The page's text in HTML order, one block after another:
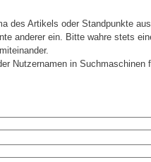
des Artikels oder Standpunkte
anderer ein. Bitte wahre stets
Nutzernamen in Suchmaschinen